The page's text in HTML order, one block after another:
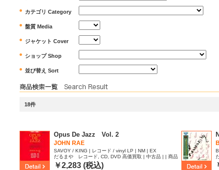
カテゴリ Category
盤質 Media
ジャケット Cover
ショップ Shop
並び替え Sort
18件
Opus De Jazz Vol. 2
JOHN RAE
SAVOY / KING | レコード / vinyl LP | NM | EX
だるまや レコード, CD, DVD 高価買取 | 中古品 | | 商品
ID:2637107
￥2,283 (税込)